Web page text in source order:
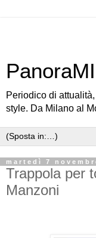
PanoraMI
Periodico di
style. Da Milano al
martedì 7
Trappola per
Manzoni